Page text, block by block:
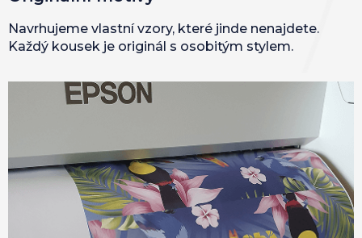
Navrhujeme vlastní vzory, které jinde nenajdete.
Každý kousek je originál s osobitým stylem.